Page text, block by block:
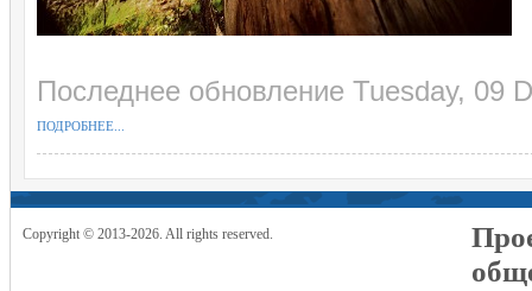
Последнее обновление Tuesday, 09
ПОДРОБНЕЕ...
Copyright © 2013-2026. All rights reserved.